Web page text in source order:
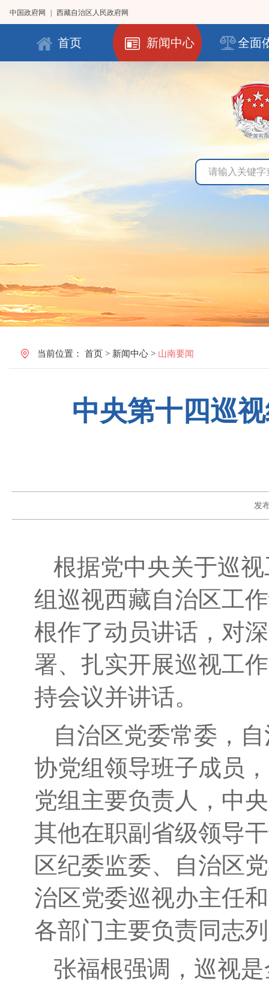
中国政府网 西藏自治区人民政府网
首页 新闻中心 全面
当前位置： 首页 > 新闻中心 > 山南要闻
中央第十四巡
发
根据党中央关于巡
组巡视西藏自治区工
根作了动员讲话，对
署、扎实开展巡视工
持会议并讲话。
自治区党委常委，
协党组领导班子成员
党组主要负责人，中
其他在职副省级领导
区纪委监委、自治区
治区党委巡视办主任
各部门主要负责同志
张福根强调，巡视